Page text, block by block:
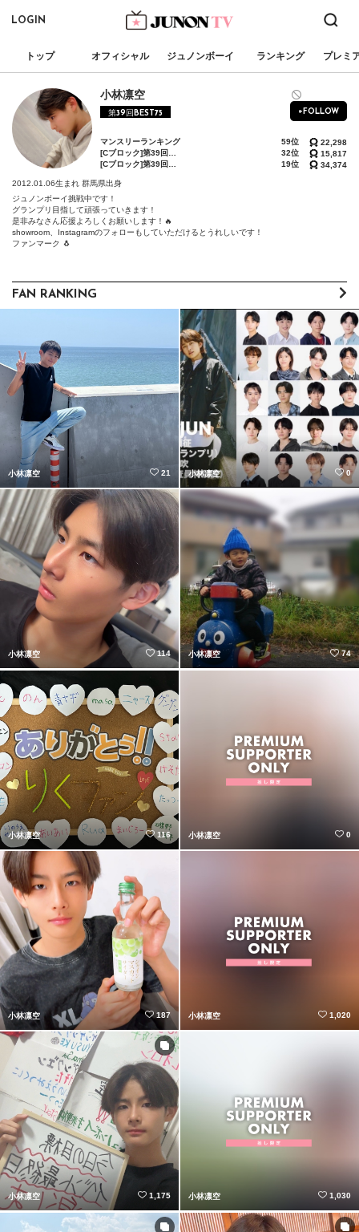
LOGIN
トップ オフィシャル ジュノンボーイ ランキング プレミ
小林凛空
第39回BEST75 +FOLLOW
マンスリーランキング 59位
22,298
32位
15,817
19位 34,374
2012.01.06生まれ 群馬県出身
ジュノンボーイ挑戦中です！
グランプリ目指して頑張っていきます！
是非みなさん応援よろしくお願いします！🔥
showroom、Instagramのフォローもしていただけるとうれしいです！
ファンマーク 🐧
FAN RANKING
小林凛空 21 小林凛空 0
小林凛空 114 小林凛空 74
小林凛空 116 小林凛空 0
小林凛空 187 小林凛空 1,020
小林凛空 1,175 小林凛空 1,030